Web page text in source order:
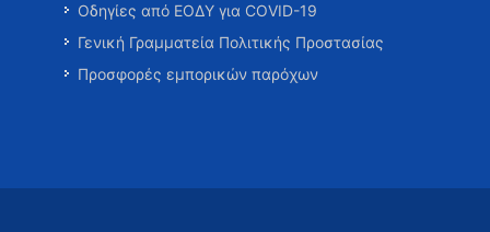
Οδηγίες από ΕΟΔΥ για COVID-19
Γενική Γραμματεία Πολιτικής Προστασίας
Προσφορές εμπορικών παρόχων